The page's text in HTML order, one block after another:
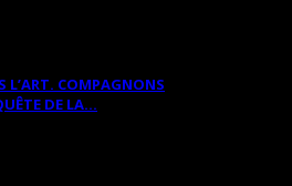
L’ART. COMPAGNONS
DE LA...